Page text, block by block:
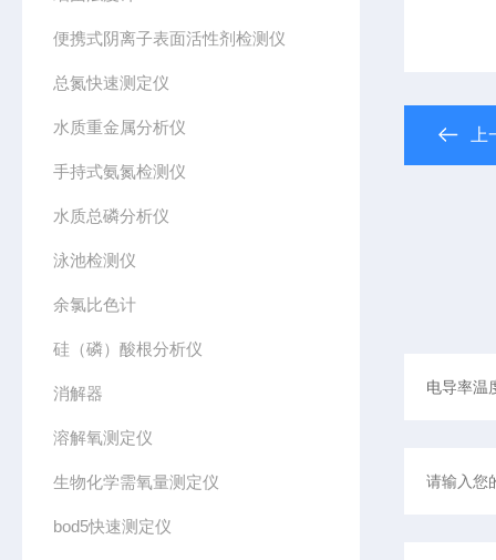
便携式阴离子表面活性剂检测仪
总氮快速测定仪
水质重金属分析仪
手持式氨氮检测仪
水质总磷分析仪
泳池检测仪
余氯比色计
硅（磷）酸根分析仪
消解器
溶解氧测定仪
生物化学需氧量测定仪
bod5快速测定仪